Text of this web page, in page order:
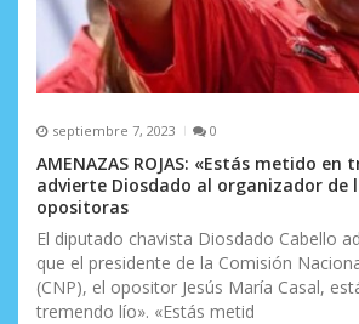
septiembre 7, 2023 0
AMENAZAS ROJAS: «Estás metido en
advierte Diosdado al organizador de
opositoras
El diputado chavista Diosdado Cabello
que el presidente de la Comisión
(CNP), el opositor Jesús María Casal,
tremendo lío». «Estás metid